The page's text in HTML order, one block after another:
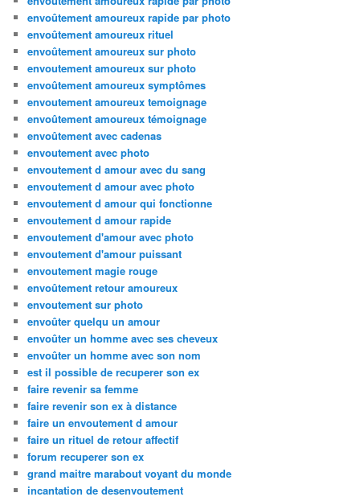
envoûtement amoureux rapide par photo
envoûtement amoureux rituel
envoûtement amoureux sur photo
envoutement amoureux sur photo
envoûtement amoureux symptômes
envoutement amoureux temoignage
envoûtement amoureux témoignage
envoûtement avec cadenas
envoutement avec photo
envoutement d amour avec du sang
envoutement d amour avec photo
envoutement d amour qui fonctionne
envoutement d amour rapide
envoutement d'amour avec photo
envoutement d'amour puissant
envoutement magie rouge
envoûtement retour amoureux
envoutement sur photo
envoûter quelqu un amour
envoûter un homme avec ses cheveux
envoûter un homme avec son nom
est il possible de recuperer son ex
faire revenir sa femme
faire revenir son ex à distance
faire un envoutement d amour
faire un rituel de retour affectif
forum recuperer son ex
grand maitre marabout voyant du monde
incantation de desenvoutement